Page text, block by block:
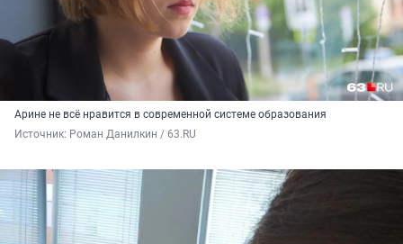
Арине не всё нравится в современной системе образования
Источник: Роман Данилкин / 63.RU